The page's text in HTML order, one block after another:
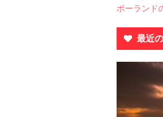
ポーランド
最近